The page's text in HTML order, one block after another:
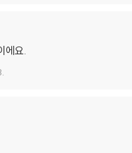
에요.